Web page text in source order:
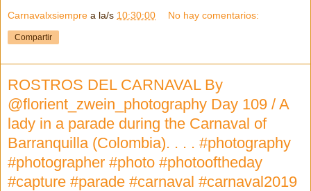
Carnavalxsiempre a la/s 10:30:00 No hay comentarios:
Compartir
ROSTROS DEL CARNAVAL By
@florient_zwein_photography Day 109 / A
lady in a parade during the Carnaval of
Barranquilla (Colombia). . . . #photography
#photographer #photo #photooftheday
#capture #parade #carnaval #carnaval2019